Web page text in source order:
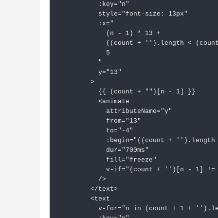
:key= "n"
style= "font-size: 13px"
:x= "
            (n - 1) * 13 +
((count + '').length <
            5
          "
y= "13"
        >
          {{ (count + "")[n - 1] }}
<animate
attributeName= "y"
from= "13"
to= "-4"
:begin= "((count + '').length
dur= "700ms"
fill= "freeze"
v-if= "(count + '')[n - 1]
          />
</ text>
<text
v-for= "n in (count + 1 +